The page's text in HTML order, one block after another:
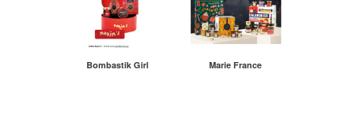
Bombastik Girl Marie France